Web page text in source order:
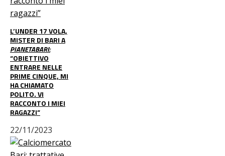
L’UNDER 17 VOLA,
MISTER DI BARI A
PIANETABARI:
“OBIETTIVO
ENTRARE NELLE
PRIME CINQUE, MI
HA CHIAMATO
POLITO. VI
RACCONTO I MIEI
RAGAZZI”
22/11/2023